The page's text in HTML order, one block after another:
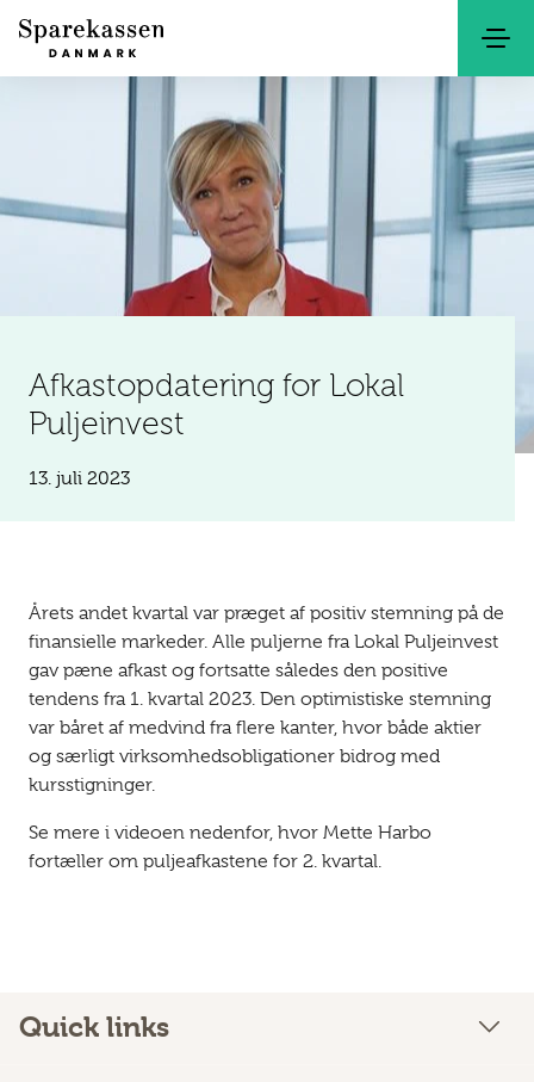
Afkastopdatering for Lokal
Puljeinvest
13. juli 2023
Årets andet kvartal var præget af positiv stemning på de
finansielle markeder. Alle puljerne fra Lokal Puljeinvest
gav pæne afkast og fortsatte således den positive
tendens fra 1. kvartal 2023. Den optimistiske stemning
var båret af medvind fra flere kanter, hvor både aktier
og særligt virksomhedsobligationer bidrog med
kursstigninger.
Se mere i videoen nedenfor, hvor Mette Harbo
fortæller om puljeafkastene for 2. kvartal.
Quick links